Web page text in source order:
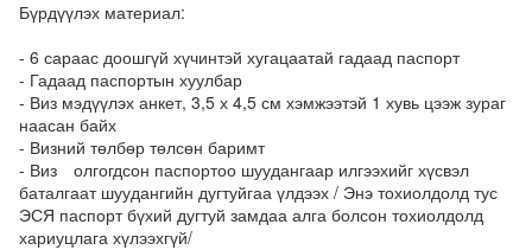
Бүрдүүлэх материал:
- 6 сараас доошгүй хүчинтэй хугацаатай гадаад паспорт
- Гадаад паспортын хуулбар
- Виз мэдүүлэх анкет, 3,5 х 4,5 см хэмжээтэй 1 хувь цээж зураг
наасан байх
- Визний төлбөр төлсөн баримт
- Виз олгогдсон паспортоо шуудангаар илгээхийг хүсвэл
баталгаат шуудангийн дугтуйгаа үлдээх / Энэ тохиолдолд тус
ЭСЯ паспорт бүхий дугтуй замдаа алга болсон тохиолдолд
хариуцлага хүлээхгүй/